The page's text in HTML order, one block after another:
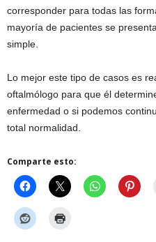
corresponder para todas las
mayoría de pacientes se
simple.
Lo mejor este tipo de casos es
oftalmólogo para que él
enfermedad o si podemos
total normalidad.
Comparte esto: